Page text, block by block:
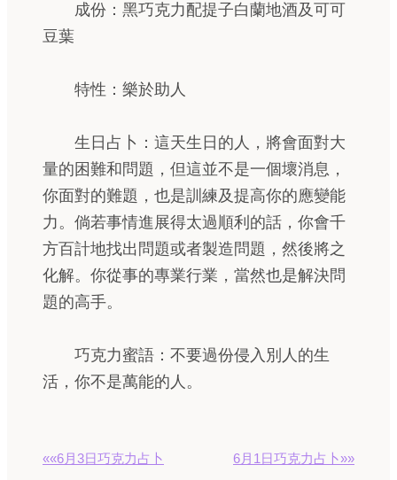
成份：黑巧克力配提子白蘭地酒及可可
豆葉
特性：樂於助人
生日占卜：這天生日的人，將會面對大
量的困難和問題，但這並不是一個壞消息，
你面對的難題，也是訓練及提高你的應變能
力。倘若事情進展得太過順利的話，你會千
方百計地找出問題或者製造問題，然後將之
化解。你從事的專業行業，當然也是解決問
題的高手。
巧克力蜜語：不要過份侵入別人的生
活，你不是萬能的人。
««6月3日巧克力占卜 6月1日巧克力占卜»»